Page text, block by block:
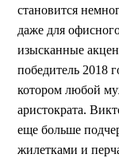
становится
даже для
изысканные
победитель 2018
котором любой
аристократа.
еще больше
жилетками и